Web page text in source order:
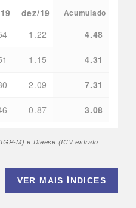
dez/19
Acumulado
1.22 4.48
1.15 4.31
2.09 7.31
0.87 3.08
M) e Dieese (ICV estrato
VER MAIS ÍNDICES